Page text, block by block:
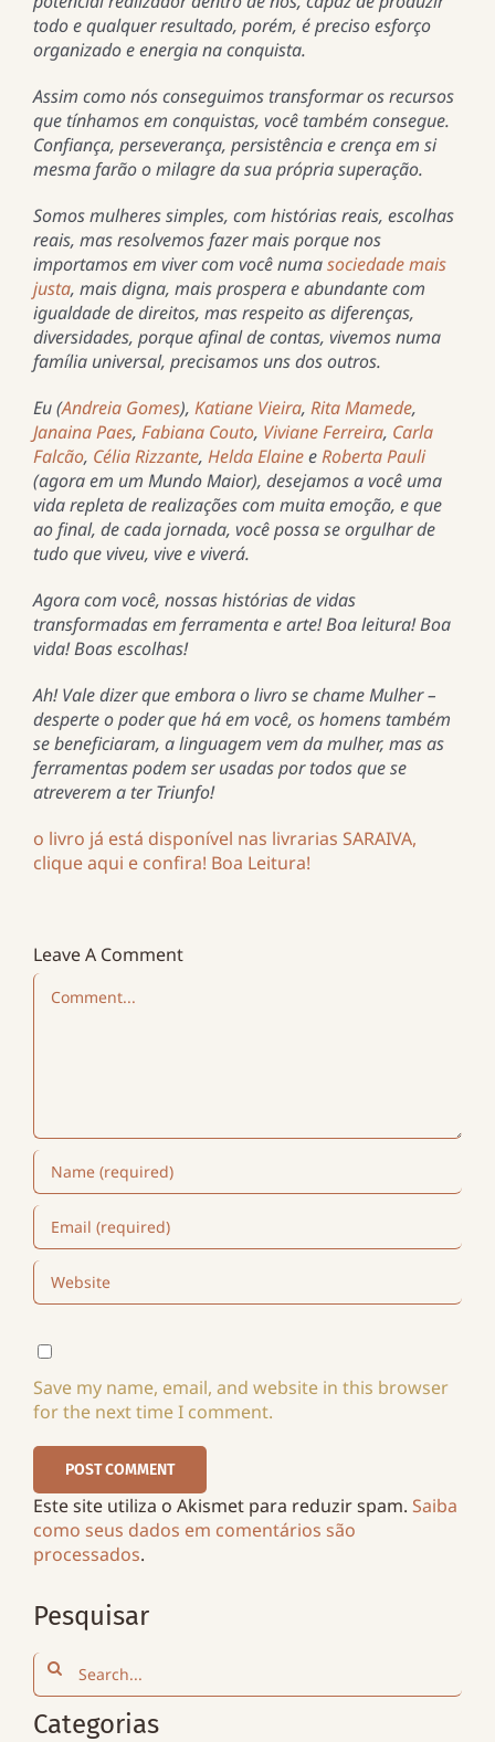
todo e qualquer resultado, porém, é preciso esforço
organizado e energia na conquista.
Assim como nós conseguimos transformar os recursos
que tínhamos em conquistas, você também consegue.
Confiança, perseverança, persistência e crença em si
mesma farão o milagre da sua própria superação.
Somos mulheres simples, com histórias reais, escolhas
reais, mas resolvemos fazer mais porque nos
importamos em viver com você numasociedade mais
justa, mais digna, mais prospera e abundante com
igualdade de direitos, mas respeito as diferenças,
diversidades, porque afinal de contas, vivemos numa
família universal, precisamos uns dos outros.
Eu (Andreia Gomes), Katiane Vieira, Rita Mamede,
Janaina Paes, Fabiana Couto, Viviane Ferreira, Carla
Falcão, Célia Rizzante, Helda ElaineeRoberta Pauli
(agora em um Mundo Maior), desejamos a você uma
vida repleta de realizações com muita emoção, e que
ao final, de cada jornada, você possa se orgulhar de
tudo que viveu, vive e viverá.
Agora com você, nossas histórias de vidas
transformadas em ferramenta e arte! Boa leitura! Boa
vida! Boas escolhas!
Ah! Vale dizer que embora o livro se chame Mulher –
desperte o poder que há em você, os homens também
se beneficiaram, a linguagem vem da mulher, mas as
ferramentas podem ser usadas por todos que se
atreverem a ter Triunfo!
o livro já está disponível nas livrarias SARAIVA,
clique aqui e confira! Boa Leitura!
Leave A Comment
Comment
Save my name, email, and website in this browser
for the next time I comment.
Este site utiliza o Akismet para reduzir spam. Saiba
como seus dados em comentários são
processados.
Pesquisar
Search
for:
Categorias